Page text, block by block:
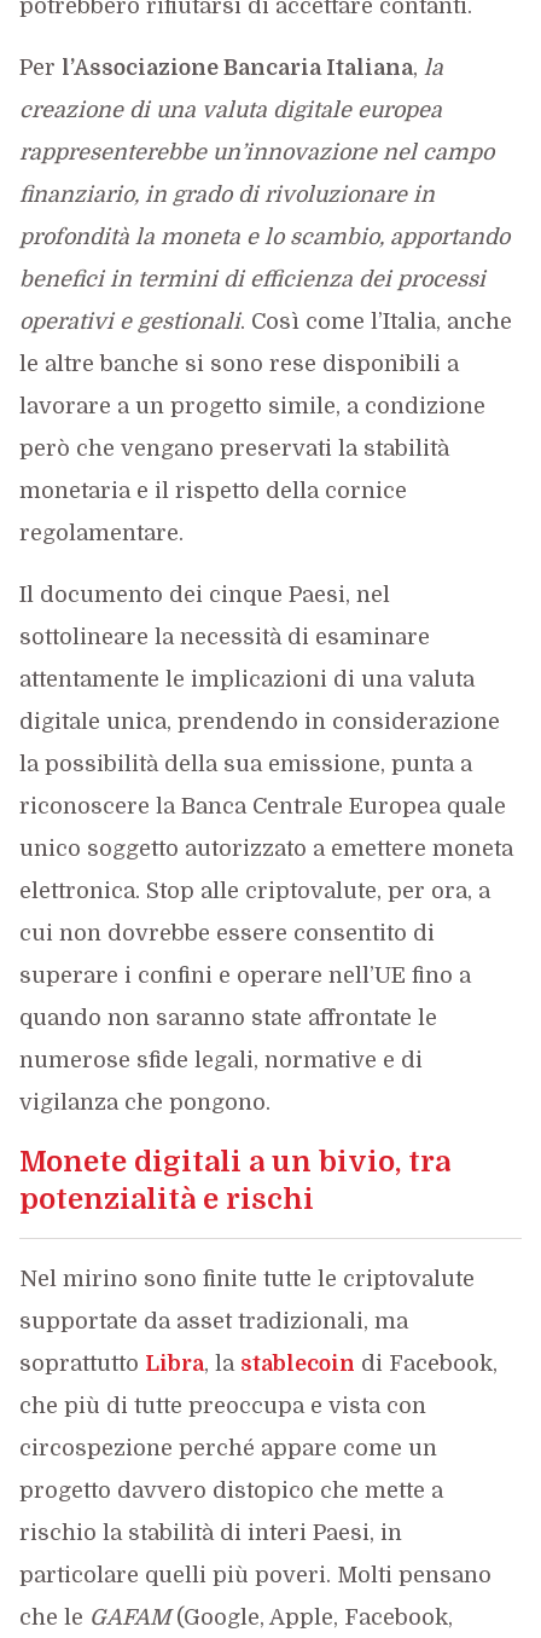
potrebbero rifiutarsi di accettare contanti.
Per l’Associazione Bancaria Italiana, la
creazione di una valuta digitale europea
rappresenterebbe un’innovazione nel campo
finanziario, in grado di rivoluzionare in
profondità la moneta e lo scambio, apportando
benefici in termini di efficienza dei processi
operativi e gestionali. Così come l’Italia, anche
le altre banche si sono rese disponibili a
lavorare a un progetto simile, a condizione
però che vengano preservati la stabilità
monetaria e il rispetto della cornice
regolamentare.
Il documento dei cinque Paesi, nel
sottolineare la necessità di esaminare
attentamente le implicazioni di una valuta
digitale unica, prendendo in considerazione
la possibilità della sua emissione, punta a
riconoscere la Banca Centrale Europea quale
unico soggetto autorizzato a emettere moneta
elettronica. Stop alle criptovalute, per ora, a
cui non dovrebbe essere consentito di
superare i confini e operare nell’UE fino a
quando non saranno state affrontate le
numerose sfide legali, normative e di
vigilanza che pongono.
Monete digitali a un bivio, tra
potenzialità e rischi
Nel mirino sono finite tutte le criptovalute
supportate da asset tradizionali, ma
soprattutto Libra, la stablecoin di Facebook,
che più di tutte preoccupa e vista con
circospezione perché appare come un
progetto davvero distopico che mette a
rischio la stabilità di interi Paesi, in
particolare quelli più poveri. Molti pensano
che le GAFAM(Google, Apple, Facebook,